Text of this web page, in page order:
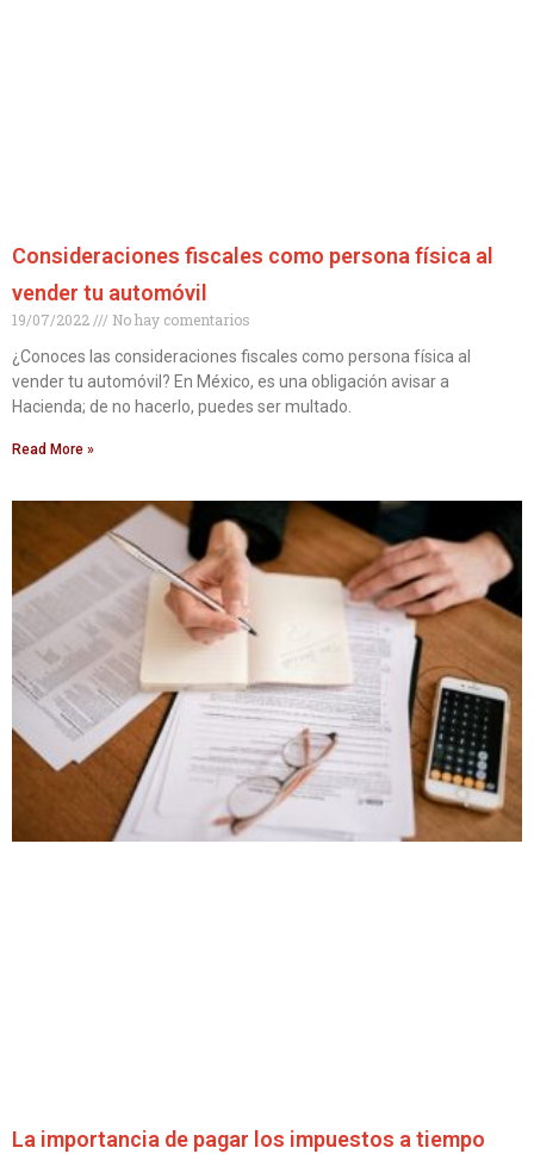
Consideraciones fiscales como persona física al
vender tu automóvil
19/07/2022
No hay comentarios
¿Conoces las consideraciones fiscales como persona física al
vender tu automóvil? En México, es una obligación avisar a
Hacienda; de no hacerlo, puedes ser multado.
Read More »
La importancia de pagar los impuestos a tiempo